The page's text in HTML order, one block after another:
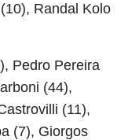
Randal Kolo
Pedro Pereira
(44),
(11),
(7), Giorgos